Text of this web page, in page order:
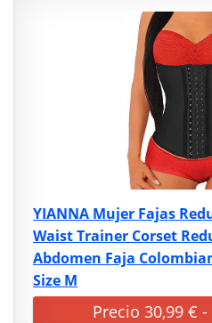
YIANNA Mujer Fajas
Waist Trainer Corset
Abdomen Faja
Size M
Precio 30,99 €